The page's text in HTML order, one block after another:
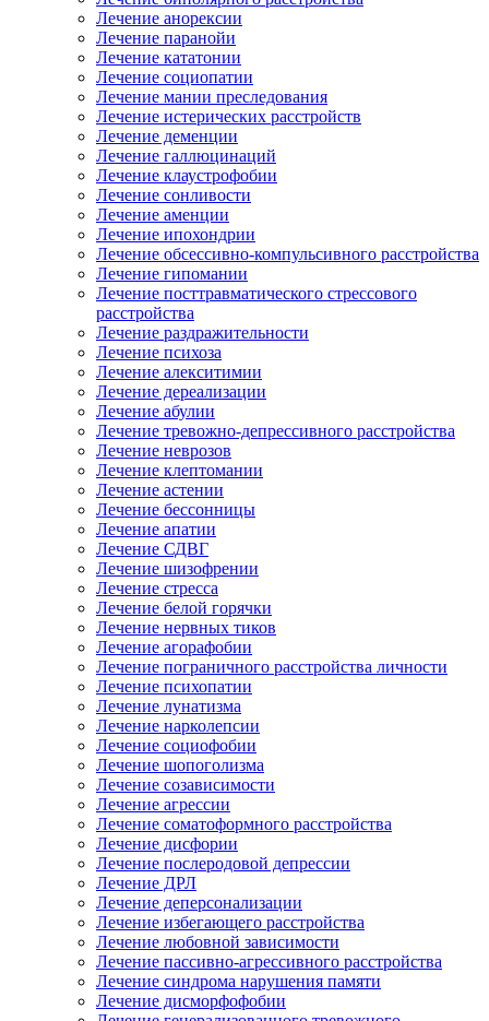
Лечение анорексии
Лечение паранойи
Лечение кататонии
Лечение социопатии
Лечение мании преследования
Лечение истерических расстройств
Лечение деменции
Лечение галлюцинаций
Лечение клаустрофобии
Лечение сонливости
Лечение аменции
Лечение ипохондрии
Лечение обсессивно-компульсивного расстройства
Лечение гипомании
Лечение посттравматического стрессового
расстройства
Лечение раздражительности
Лечение психоза
Лечение алекситимии
Лечение дереализации
Лечение абулии
Лечение тревожно-депрессивного расстройства
Лечение неврозов
Лечение клептомании
Лечение астении
Лечение бессонницы
Лечение апатии
Лечение СДВГ
Лечение шизофрении
Лечение стресса
Лечение белой горячки
Лечение нервных тиков
Лечение агорафобии
Лечение пограничного расстройства личности
Лечение психопатии
Лечение лунатизма
Лечение нарколепсии
Лечение социофобии
Лечение шопоголизма
Лечение созависимости
Лечение агрессии
Лечение соматоформного расстройства
Лечение дисфории
Лечение послеродовой депрессии
Лечение ДРЛ
Лечение деперсонализации
Лечение избегающего расстройства
Лечение любовной зависимости
Лечение пассивно-агрессивного расстройства
Лечение синдрома нарушения памяти
Лечение дисморфофобии